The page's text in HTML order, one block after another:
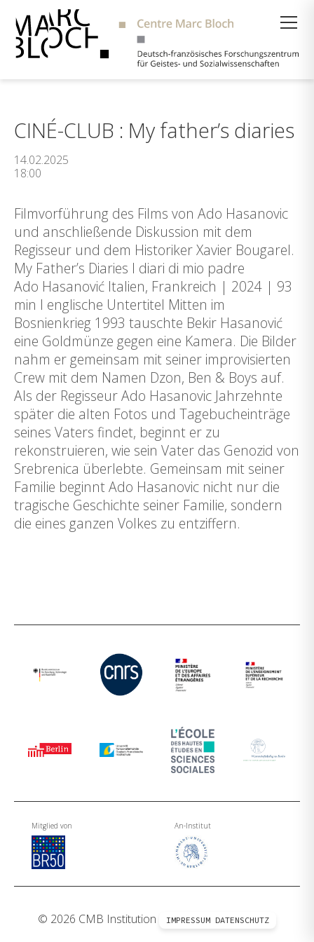
CINÉ-CLUB : My father’s diaries
14.02.2025
18:00
Filmvorführung des Films von Ado Hasanovic
und anschließende Diskussion mit dem
Regisseur und dem Historiker Xavier Bougarel.
My Father’s Diaries I diari di mio padre
Ado Hasanović Italien, Frankreich | 2024 | 93
min I englische Untertitel Mitten im
Bosnienkrieg 1993 tauschte Bekir Hasanović
eine Goldmünze gegen eine Kamera. Die Bilder
nahm er gemeinsam mit seiner improvisierten
Crew mit dem Namen Dzon, Ben & Boys auf.
Als der Regisseur Ado Hasanovic Jahrzehnte
später die alten Fotos und Tagebucheinträge
seines Vaters findet, beginnt er zu
rekonstruieren, wie sein Vater das Genozid von
Srebrenica überlebte. Gemeinsam mit seiner
Familie beginnt Ado Hasanovic nicht nur die
tragische Geschichte seiner Familie, sondern
die eines ganzen Volkes zu entziffern.
Mitglied von An-Institut
© 2026 CMB Institution IMPRESSUM DATENSCHUTZ